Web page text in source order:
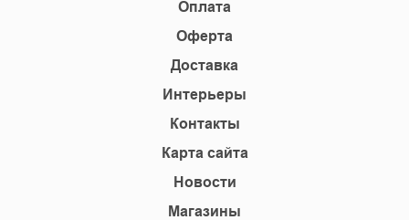
Оплата
Оферта
Доставка
Интерьеры
Контакты
Карта сайта
Новости
Магазины